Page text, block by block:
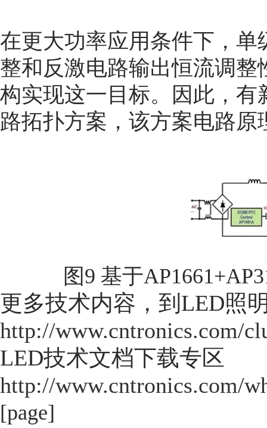
在更大功率应用条件下，单
整和反激电路输出恒流调
构实现这一目标。因此，有
路拓扑方案，该方案电路原
图9 基于
更多技术内容，到LED照
http://www.cntronics.com/
LED技术文档下载专区
http://www.cntronics.com/
[page]